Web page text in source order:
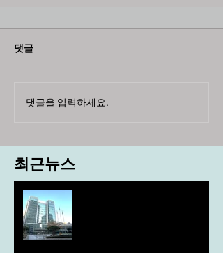
댓글
댓글을 입력하세요.
최근뉴스